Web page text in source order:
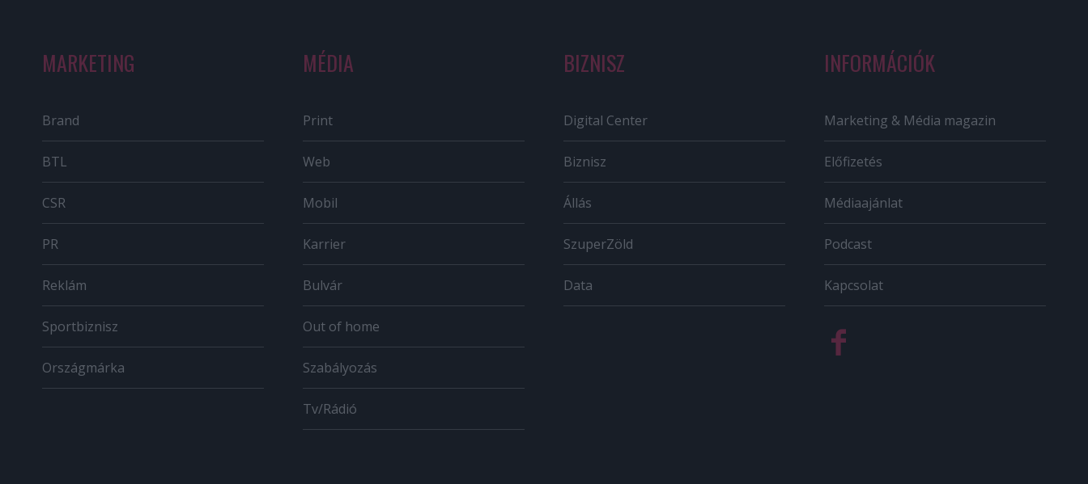
MARKETING
Brand
BTL
CSR
PR
Reklám
Sportbiznisz
Országmárka
MÉDIA
Print
Web
Mobil
Karrier
Bulvár
Out of home
Szabályozás
Tv/Rádió
BIZNISZ
Digital Center
Biznisz
Állás
SzuperZöld
Data
INFORMÁCIÓK
Marketing & Média magazin
Előfizetés
Médiaajánlat
Podcast
Kapcsolat